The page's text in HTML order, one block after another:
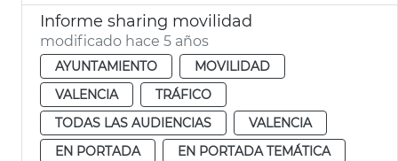
Informe sharing movilidad
modificado hace 5 años
AYUNTAMIENTO
MOVILIDAD
VALENCIA
TRÁFICO
TODAS LAS AUDIENCIAS
VALENCIA
EN PORTADA
EN PORTADA TEMÁTICA